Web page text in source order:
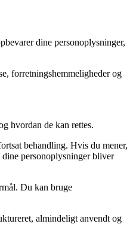
dine personoplysninger,
forretningshemmeligheder og
hvordan de kan rettes.
behandling. Hvis du mener,
personoplysninger bliver
Du kan bruge
almindeligt anvendt og